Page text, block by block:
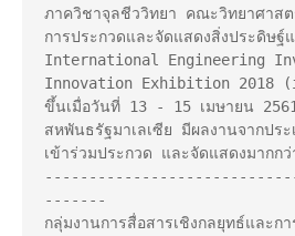
ภาควิชาจุลชีววิทยา คณะวิทยาศาสต
การประกวดและจัดแสดงสิ่งประดิษ
International Engineering
Innovation Exhibition 2018
ขึ้นเมื่อวันที่ 13 - 15 เมษายน
สหพันธรัฐมาเลเซีย มีผลงานจากปร
เข้าร่วมประกวด และจัดแสดงมากก
-------
กลุ่มงานการสื่อสารเชิงกลยุทธ์และ